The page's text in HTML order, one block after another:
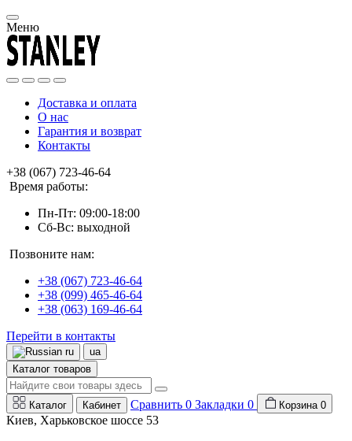
Меню
Доставка и оплата
О нас
Гарантия и возврат
Контакты
+38 (067) 723-46-64
Время работы:
Пн-Пт: 09:00-18:00
Сб-Вс: выходной
Позвоните нам:
+38 (067) 723-46-64
+38 (099) 465-46-64
+38 (063) 169-46-64
Перейти в контакты
ru
ua
Каталог товаров
Каталог Кабинет Сравнить 0 Закладки 0 Корзина 0
Киев, Харьковское шоссе 53